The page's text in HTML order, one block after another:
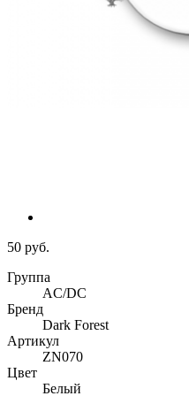
50 руб.
Группа
AC/DC
Бренд
Dark Forest
Артикул
ZN070
Цвет
Белый